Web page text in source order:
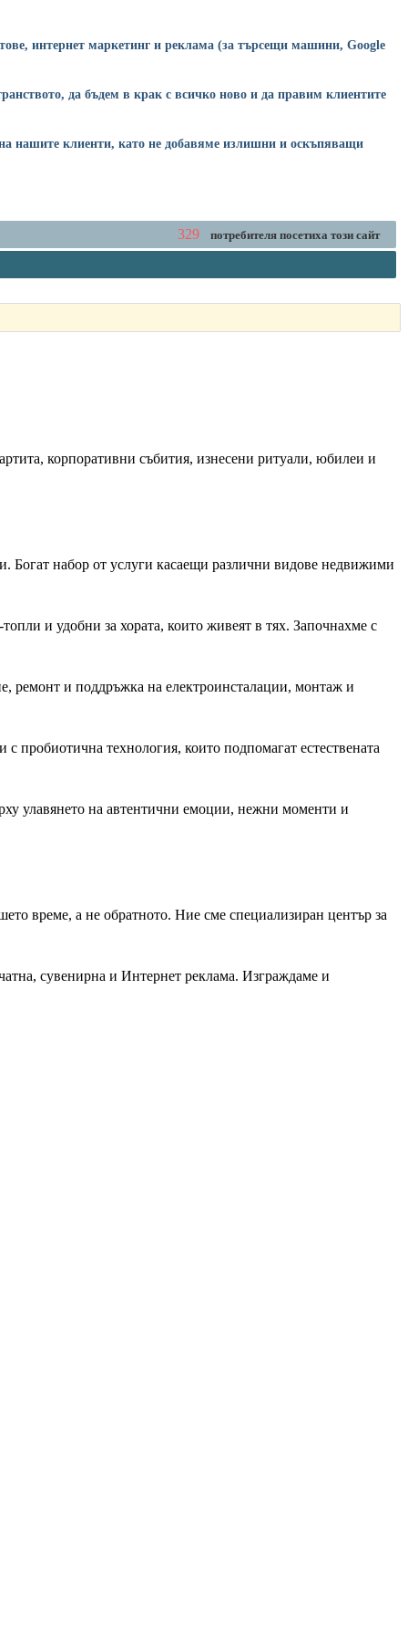
интернет маркетинг и реклама (за търсещи машини, Google
да бъдем в крак с всичко ново и да правим клиентите
на нашите клиенти, като не добавяме излишни и оскъпяващи
329 потребителя посетиха този сайт
корпоративни събития, изнесени ритуали, юбилеи и
набор от услуги касаещи различни видове недвижими
и удобни за хората, които живеят в тях. Започнахме с
ремонт и поддръжка на електроинсталации, монтаж и
пробиотична технология, които подпомагат естествената
улавянето на автентични емоции, нежни моменти и
време, а не обратното. Ние сме специализиран център за
сувенирна и Интернет реклама. Изграждаме и